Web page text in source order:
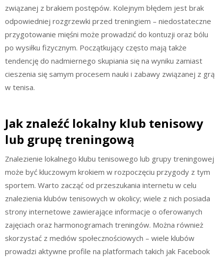
związanej z brakiem postępów. Kolejnym błędem jest brak
odpowiedniej rozgrzewki przed treningiem – niedostateczne
przygotowanie mięśni może prowadzić do kontuzji oraz bólu
po wysiłku fizycznym. Początkujący często mają także
tendencję do nadmiernego skupiania się na wyniku zamiast
cieszenia się samym procesem nauki i zabawy związanej z grą
w tenisa.
Jak znaleźć lokalny klub tenisowy
lub grupę treningową
Znalezienie lokalnego klubu tenisowego lub grupy treningowej
może być kluczowym krokiem w rozpoczęciu przygody z tym
sportem. Warto zacząć od przeszukania internetu w celu
znalezienia klubów tenisowych w okolicy; wiele z nich posiada
strony internetowe zawierające informacje o oferowanych
zajęciach oraz harmonogramach treningów. Można również
skorzystać z mediów społecznościowych – wiele klubów
prowadzi aktywne profile na platformach takich jak Facebook